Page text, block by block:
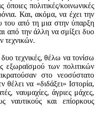
πολιτικές/κοινωνικές
Και, ακόμα, να έχει την
του από τη μια στην ύπαρξη
από την άλλη να σμίξει δυο
τεχνικών.
τεχνικές, θέλω να τονίσω
εξωραϊσμού των πολιτικών
στο νεοσύστατο
να «διδάξει» Ιστορία,
ναυμαχίες, άγριες μάχες,
ναυτικούς και επίορκους